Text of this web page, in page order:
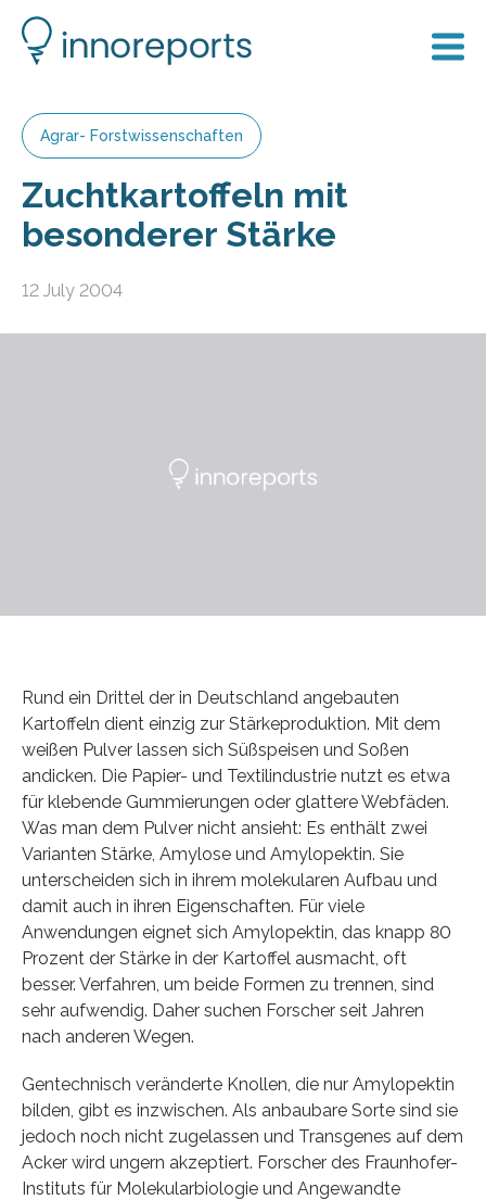
Agrar- Forstwissenschaften
Zuchtkartoffeln mit
besonderer Stärke
12 July 2004
Rund ein Drittel der in Deutschland angebauten
Kartoffeln dient einzig zur Stärkeproduktion. Mit dem
weißen Pulver lassen sich Süßspeisen und Soßen
andicken. Die Papier- und Textilindustrie nutzt es etwa
für klebende Gummierungen oder glattere Webfäden.
Was man dem Pulver nicht ansieht: Es enthält zwei
Varianten Stärke, Amylose und Amylopektin. Sie
unterscheiden sich in ihrem molekularen Aufbau und
damit auch in ihren Eigenschaften. Für viele
Anwendungen eignet sich Amylopektin, das knapp 80
Prozent der Stärke in der Kartoffel ausmacht, oft
besser. Verfahren, um beide Formen zu trennen, sind
sehr aufwendig. Daher suchen Forscher seit Jahren
nach anderen Wegen.
Gentechnisch veränderte Knollen, die nur Amylopektin
bilden, gibt es inzwischen. Als anbaubare Sorte sind sie
jedoch noch nicht zugelassen und Transgenes auf dem
Acker wird ungern akzeptiert. Forscher des Fraunhofer-
Instituts für Molekularbiologie und Angewandte